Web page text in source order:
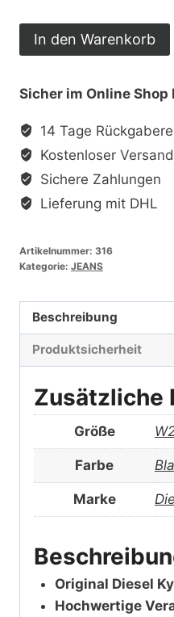
DIESEL
Damen
Kycut
86F
Blau
Menge
In den Warenkorb
Sicher im Online Shop
14 Tage
Kostenloser Versand
Sichere Zahlungen
Lieferung mit DHL
Artikelnummer: 316
Kategorie: JEANS
Beschreibung
Produktsicherheit
Zusätzliche
Größe
Farbe
Marke
Original Diesel
Hochwertige